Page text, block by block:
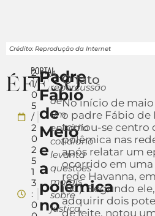
Crédito: Reprodução da Internet
2
1/
0
5
/
2
0
2
5
1
3
:
0
Padre
Fábio
de
Melo
e
a
polêmica
no
A
repercussão
de
um
episódio
cotidiano
levanta
questões
morais
sobre
justiça,
O fato
No início de maio
o padre Fábio de
tornou-se centro
polêmica nas
após relatar um
ocorrido em uma
rede Havanna,
(SC). Segundo
adquirir dois
de leite, notou